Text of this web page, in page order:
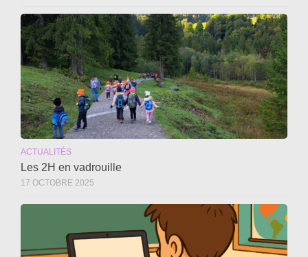
ACTUALITÉS
Les 2H en vadrouille
17 OCTOBRE 2025